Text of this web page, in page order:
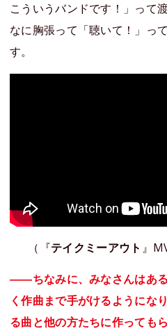
こういうバンドです！」って
なに胸張って「聴いて！」っ
す。
（『テイクミーアウト 』
――ちなみに、みなさんはあ
く作曲まで手がけるようにな
る曲と他の方たちに作っても